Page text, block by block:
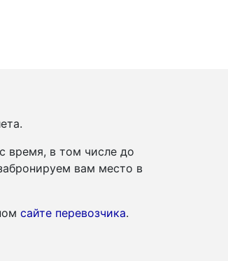
время, в том числе до
вам место в
сайте перевозчика.